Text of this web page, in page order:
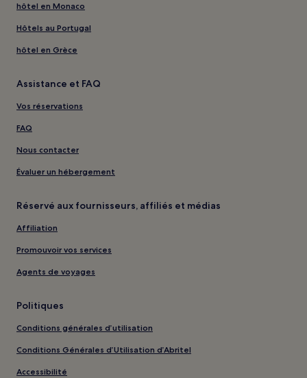
hôtel en Monaco
Hôtels au Portugal
hôtel en Grèce
Assistance et FAQ
Vos réservations
FAQ
Nous contacter
Évaluer un hébergement
Réservé aux fournisseurs, affiliés et médias
Affiliation
Promouvoir vos services
Agents de voyages
Politiques
Conditions générales d’utilisation
Conditions Générales d’Utilisation d’Abritel
Accessibilité